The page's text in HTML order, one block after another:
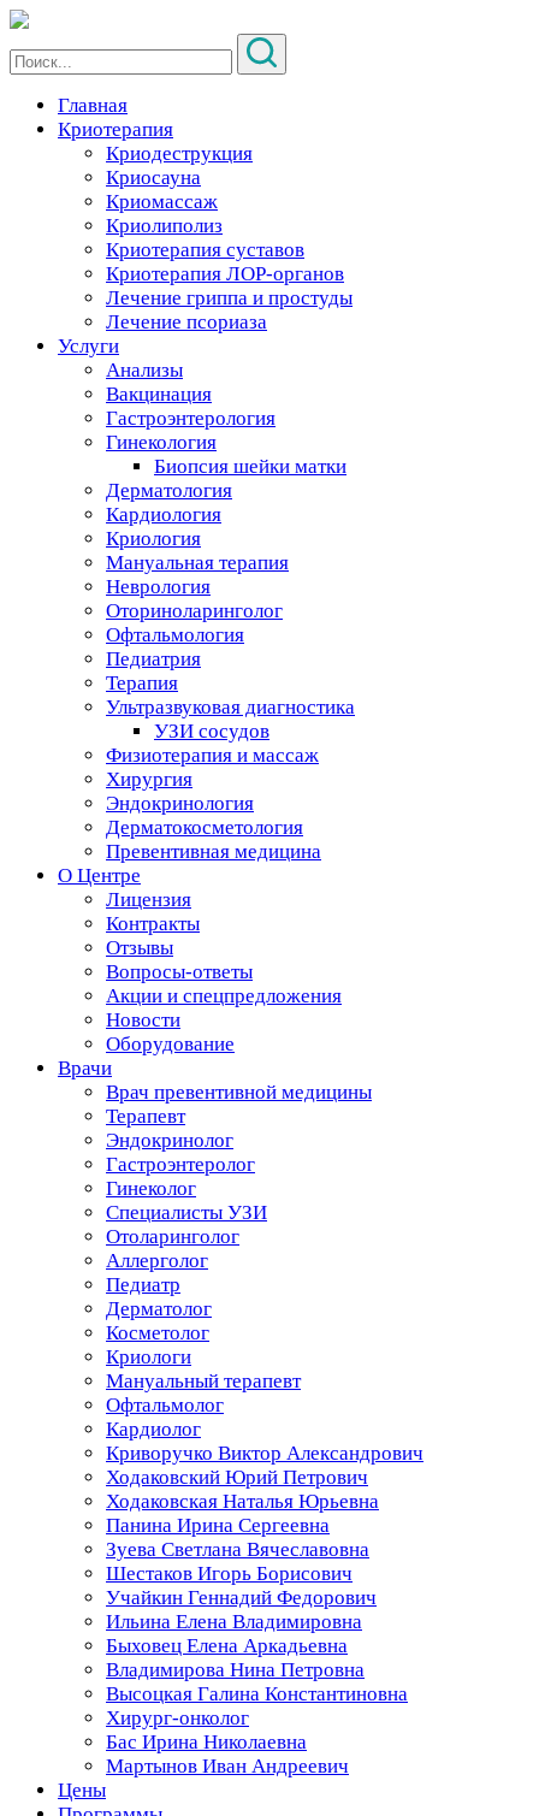
Главная
Криотерапия
Криодеструкция
Криосауна
Криомассаж
Криолиполиз
Криотерапия суставов
Криотерапия ЛОР-органов
Лечение гриппа и простуды
Лечение псориаза
Услуги
Анализы
Вакцинация
Гастроэнтерология
Гинекология
Биопсия шейки матки
Дерматология
Кардиология
Криология
Мануальная терапия
Неврология
Оториноларинголог
Офтальмология
Педиатрия
Терапия
Ультразвуковая диагностика
УЗИ сосудов
Физиотерапия и массаж
Хирургия
Эндокринология
Дерматокосметология
Превентивная медицина
О Центре
Лицензия
Контракты
Отзывы
Вопросы-ответы
Акции и спецпредложения
Новости
Оборудование
Врачи
Врач превентивной медицины
Терапевт
Эндокринолог
Гастроэнтеролог
Гинеколог
Специалисты УЗИ
Отоларинголог
Аллерголог
Педиатр
Дерматолог
Косметолог
Криологи
Мануальный терапевт
Офтальмолог
Кардиолог
Криворучко Виктор Александрович
Ходаковский Юрий Петрович
Ходаковская Наталья Юрьевна
Панина Ирина Сергеевна
Зуева Светлана Вячеславовна
Шестаков Игорь Борисович
Учайкин Геннадий Федорович
Ильина Елена Владимировна
Быховец Елена Аркадьевна
Владимирова Нина Петровна
Высоцкая Галина Константиновна
Хирург-онколог
Бас Ирина Николаевна
Мартынов Иван Андреевич
Цены